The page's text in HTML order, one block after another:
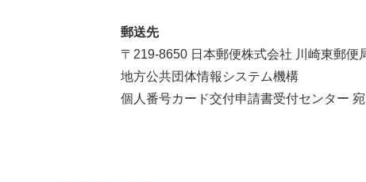
郵送先
〒219-8650 日本郵便株式会社 川崎東郵
地方公共団体情報システム機構
個人番号カード交付申請書受付センター 宛